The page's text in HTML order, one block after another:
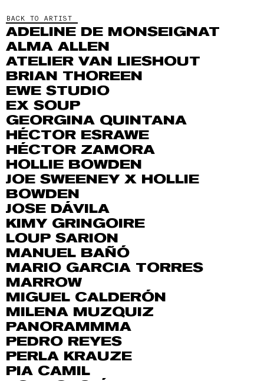
BACK TO ARTIST
ADELINE DE MONSEIGNAT
ALMA ALLEN
ATELIER VAN LIESHOUT
BRIAN THOREEN
EWE STUDIO
EX SOUP
GEORGINA QUINTANA
HÉCTOR ESRAWE
HÉCTOR ZAMORA
HOLLIE BOWDEN
JOE SWEENEY X HOLLIE
BOWDEN
JOSE DÁVILA
KIMY GRINGOIRE
LOUP SARION
MANUEL BAÑÓ
MARIO GARCIA TORRES
MARROW
MIGUEL CALDERÓN
MILENA MUZQUIZ
PANORAMMMA
PEDRO REYES
PERLA KRAUZE
PIA CAMIL